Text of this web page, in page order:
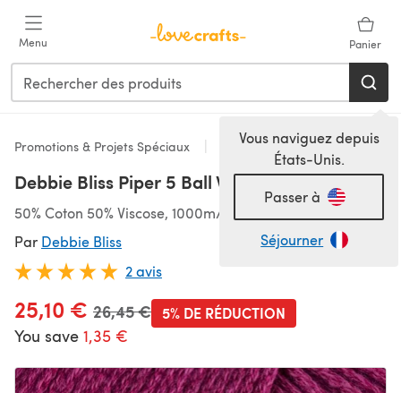
Menu Panier
Vous naviguez depuis
États-Unis.
Passer à
Séjourner
Promotions & Projets Spéciaux
Debbie Bliss Piper 5 Ball Value Pack
50% Coton 50% Viscose, 1000m/500g, DK
Par Debbie Bliss
2 avis
25,10 € Ancien prix
26,45 €
You save 1,35 €
5% DE RÉDUCTION